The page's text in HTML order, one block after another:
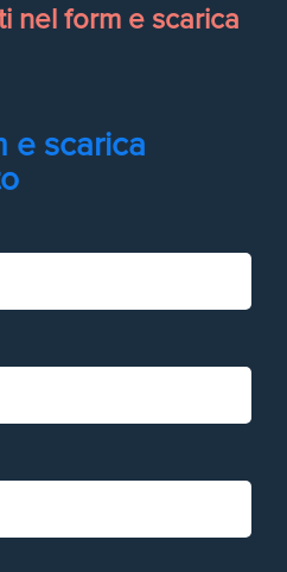
nel form e scarica
e scarica